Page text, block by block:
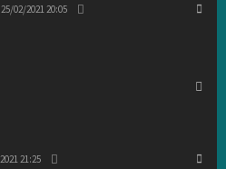
25/02/2021 20:05
21:25